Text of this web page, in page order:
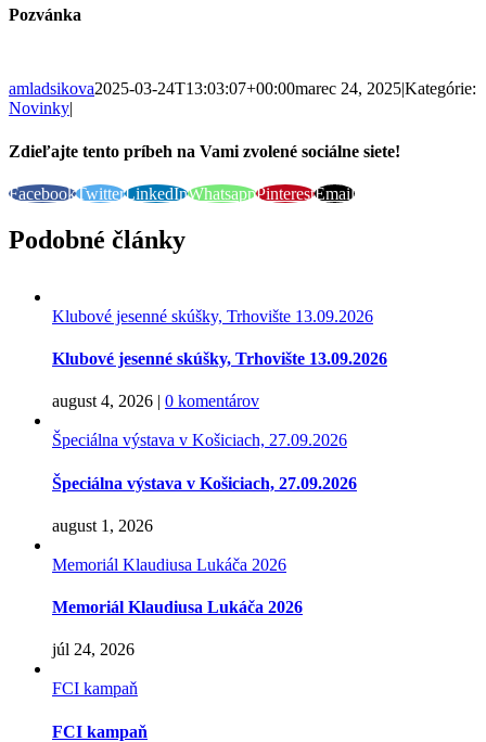
Pozvánka
amladsikova2025-03-24T13:03:07+00:00marec 24, 2025|Kategórie:
Novinky|
Zdieľajte tento príbeh na Vami zvolené sociálne siete!
FacebookTwitterLinkedInWhatsappPinterestEmail
Podobné články
Klubové jesenné skúšky, Trhovište 13.09.2026
Klubové jesenné skúšky, Trhovište 13.09.2026
august 4, 2026 | 0 komentárov
Špeciálna výstava v Košiciach, 27.09.2026
Špeciálna výstava v Košiciach, 27.09.2026
august 1, 2026
Memoriál Klaudiusa Lukáča 2026
Memoriál Klaudiusa Lukáča 2026
júl 24, 2026
FCI kampaň
FCI kampaň